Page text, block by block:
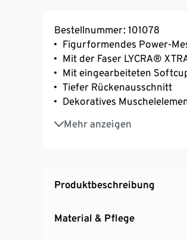
Bestellnummer: 101078
Figurformendes Power-
Mit der Faser LYCRA®
Mit eingearbeiteten
Tiefer Rückenausschnitt
Dekoratives
Mehr anzeigen
Größenempfehlung: Gr. 38
75 – 85C, Gr. 44 und 46
Produktbeschreibung
Material & Pflege